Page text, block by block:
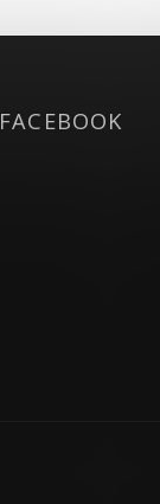
FACEBOOK